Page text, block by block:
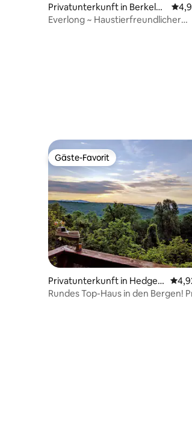
Privatunterkunft in Berkeley
Springs
Everlong ~ Haustierfreundlicher
Gäste-Favorit
Gäste-Favorit
Privatunterkunft in Hedges
ville
Rundes Top-Haus in den Bergen!